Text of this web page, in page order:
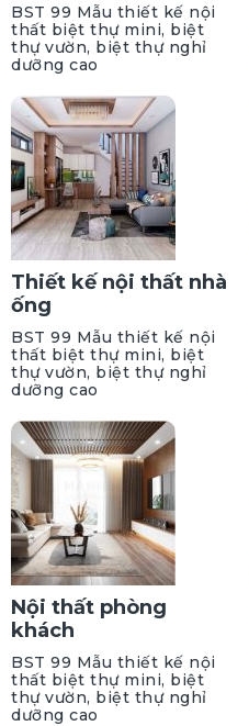
BST 99 Mẫu thiết kế nội
thất biệt thự mini, biệt
thự vườn, biệt thự nghỉ
dưỡng cao
Thiết kế nội thất nhà
ống
BST 99 Mẫu thiết kế nội
thất biệt thự mini, biệt
thự vườn, biệt thự nghỉ
dưỡng cao
Nội thất phòng
khách
BST 99 Mẫu thiết kế nội
thất biệt thự mini, biệt
thự vườn, biệt thự nghỉ
dưỡng cao